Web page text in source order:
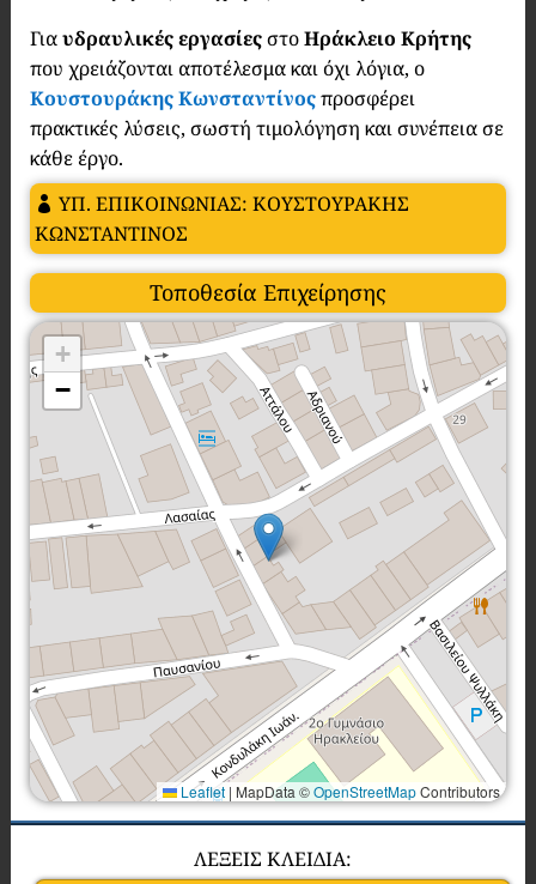
Γιαυδραυλικές εργασίεςστοΗράκλειο Κρήτης
που χρειάζονται αποτέλεσμα και όχι λόγια, ο
Κουστουράκης Κωνσταντίνοςπροσφέρει
πρακτικές λύσεις, σωστή τιμολόγηση και συνέπεια σε
κάθε έργο.
ΥΠ. ΕΠΙΚΟΙΝΩΝΙΑΣ: ΚΟΥΣΤΟΥΡΑΚΗΣ
ΚΩΝΣΤΑΝΤΙΝΟΣ
Τοποθεσία Επιχείρησης
+
−
Leaflet | MapData ©OpenStreetMapContributors
ΛΕΞΕΙΣ ΚΛΕΙΔΙΑ: